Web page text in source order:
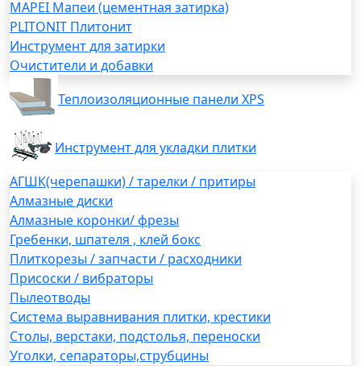
MAPEI Мапеи (цементная затирка)
PLITONIT Плитонит
Инструмент для затирки
Очистители и добавки
Теплоизоляционные панели XPS
Инструмент для укладки плитки
АГШК(черепашки) / тарелки / притиры
Алмазные диски
Алмазные коронки/ фрезы
Гребенки, шпателя , клей бокс
Плиткорезы / запчасти / расходники
Присоски / вибраторы
Пылеотводы
Система выравнивания плитки, крестики
Столы, верстаки, подстолья, переноски
Уголки, сепараторы,струбцины